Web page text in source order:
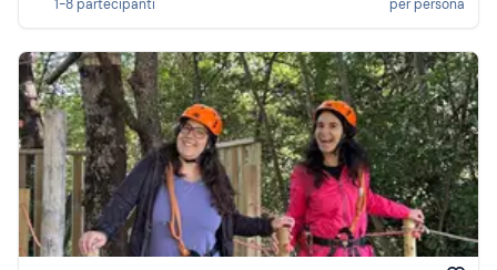
1-8 partecipanti
per persona